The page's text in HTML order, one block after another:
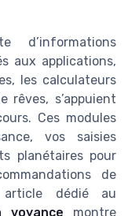
d’informations
aux applications,
les calculateurs
s’appuient
Ces modules
vos saisies
planétaires pour
de
dédié au
montre